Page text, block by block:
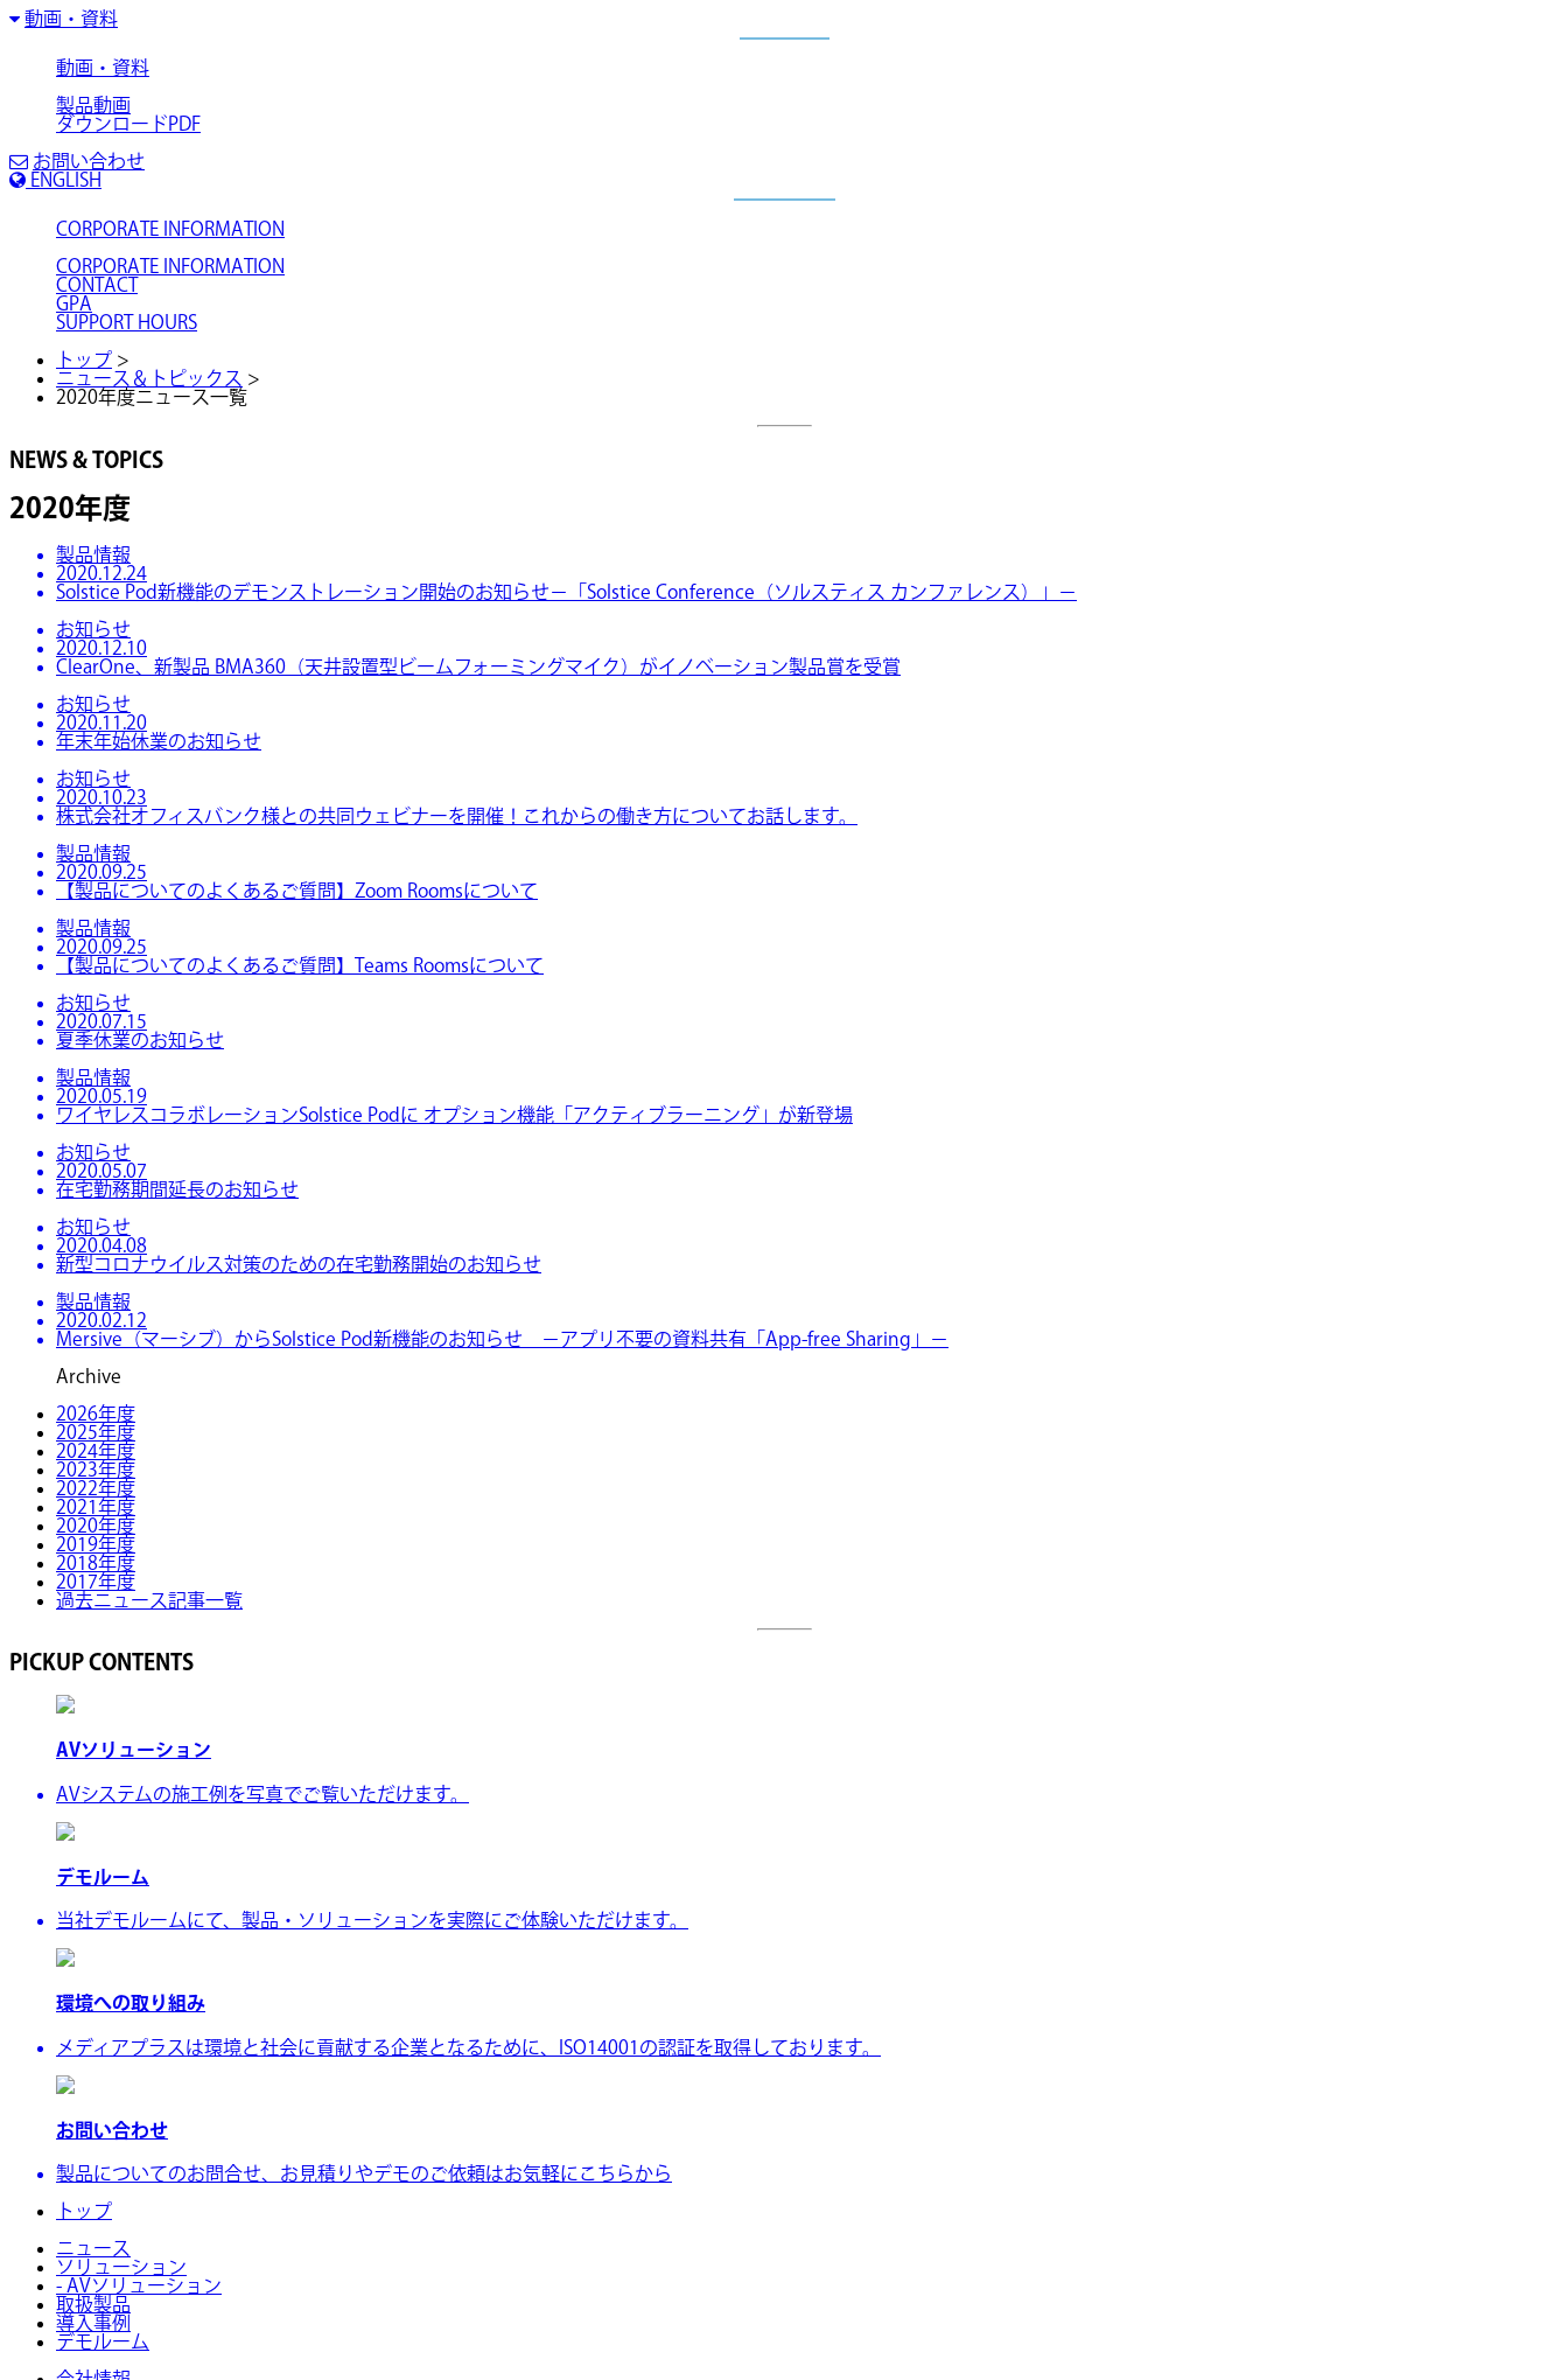
動画・資料
動画・資料
製品動画
ダウンロードPDF
お問い合わせ
ENGLISH
CORPORATE INFORMATION
CORPORATE INFORMATION
CONTACT
GPA
SUPPORT HOURS
トップ >
ニュース＆トピックス >
2020年度ニュース一覧
NEWS & TOPICS
2020年度
製品情報
2020.12.24
Solstice Pod新機能のデモンストレーション開始のお知らせ－「Solstice Conference（ソルスティス カンファレンス）」－
お知らせ
2020.12.10
ClearOne、新製品 BMA360（天井設置型ビームフォーミングマイク）がイノベーション製品賞を受賞
お知らせ
2020.11.20
年末年始休業のお知らせ
お知らせ
2020.10.23
株式会社オフィスバンク様との共同ウェビナーを開催！これからの働き方についてお話します。
製品情報
2020.09.25
【製品についてのよくあるご質問】Zoom Roomsについて
製品情報
2020.09.25
【製品についてのよくあるご質問】Teams Roomsについて
お知らせ
2020.07.15
夏季休業のお知らせ
製品情報
2020.05.19
ワイヤレスコラボレーションSolstice Podに オプション機能「アクティブラーニング」が新登場
お知らせ
2020.05.07
在宅勤務期間延長のお知らせ
お知らせ
2020.04.08
新型コロナウイルス対策のための在宅勤務開始のお知らせ
製品情報
2020.02.12
Mersive（マーシブ）からSolstice Pod新機能のお知らせ －アプリ不要の資料共有「App-free Sharing」－
Archive
2026年度
2025年度
2024年度
2023年度
2022年度
2021年度
2020年度
2019年度
2018年度
2017年度
過去ニュース記事一覧
PICKUP CONTENTS
AVソリューション
AVシステムの施工例を写真でご覧いただけます。
デモルーム
当社デモルームにて、製品・ソリューションを実際にご体験いただけます。
環境への取り組み
メディアプラスは環境と社会に貢献する企業となるために、ISO14001の認証を取得しております。
お問い合わせ
製品についてのお問合せ、お見積りやデモのご依頼はお気軽にこちらから
トップ
ニュース
ソリューション
- AVソリューション
取扱製品
導入事例
デモルーム